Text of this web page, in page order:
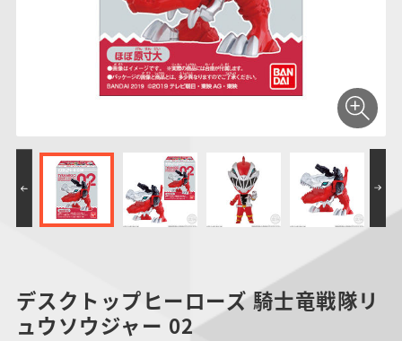
仮面ライダーシリー
PROJECT R.E.D.・
スーパー戦隊シリー
ズ
ガンダムシリーズ
ポケットモンスター
サンリオキャラクタ
ーズ
つりグミ
にふぉるめーしょん
＆スクエアシール
SMPシリーズ
ポケモンスケールワ
キャラデコ
デスクトップヒーローズ 騎士竜戦隊リ
ュウソウジャー 02